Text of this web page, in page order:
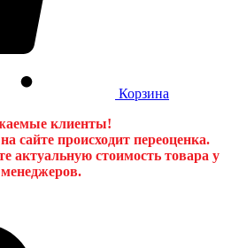
Корзина
клиенты!
сайте происходит переоценка.
актуальную стоимость товара у
менеджеров.